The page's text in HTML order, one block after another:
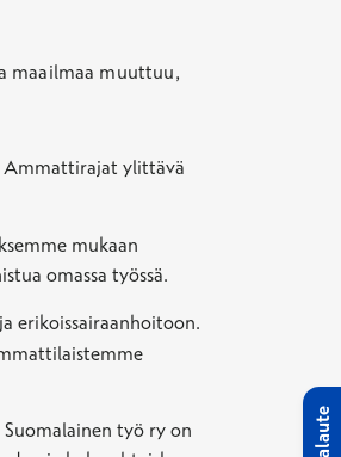
maailmaa muuttuu,
Ammattirajat ylittävä
mukaan
omassa työssä.
erikoissairaanhoitoon.
Suomalainen työ ry on
Palaute